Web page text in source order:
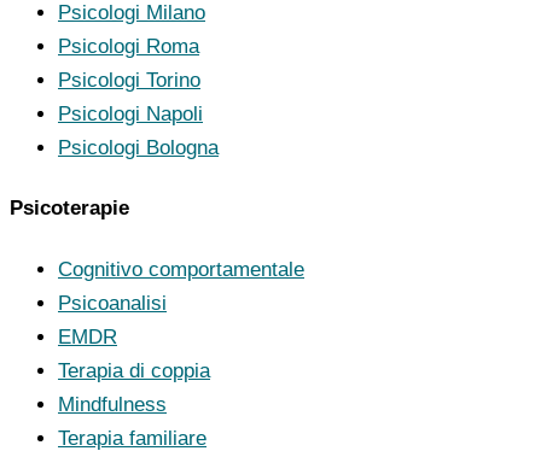
Psicologi Milano
Psicologi Roma
Psicologi Torino
Psicologi Napoli
Psicologi Bologna
Psicoterapie
Cognitivo comportamentale
Psicoanalisi
EMDR
Terapia di coppia
Mindfulness
Terapia familiare